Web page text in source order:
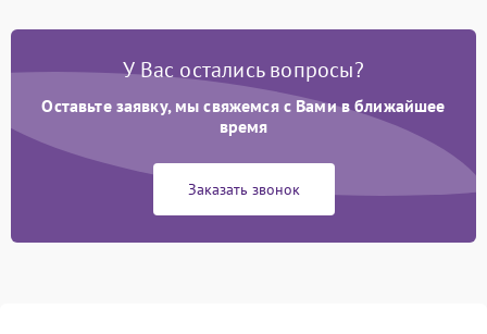
У Вас остались вопросы?
Оставьте заявку, мы свяжемся с Вами в ближайшее
время
Заказать звонок